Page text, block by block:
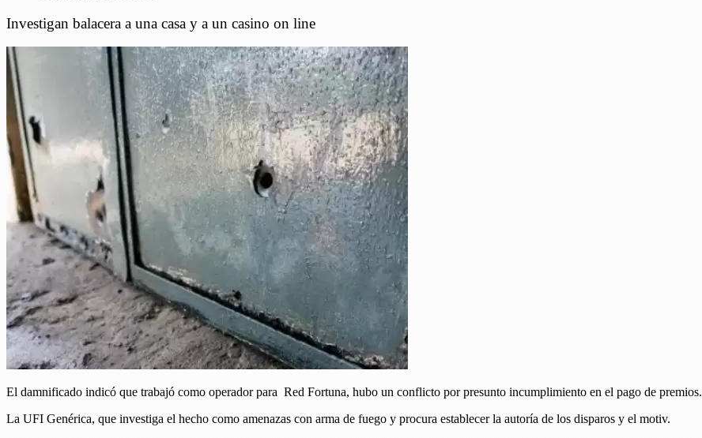
Investigan balacera a una casa y a un casino on line
El damnificado indicó que trabajó como operador para Red Fortuna, hubo un conflicto por presunto incumplimiento en el pago de premios.
La UFI Genérica, que investiga el hecho como amenazas con arma de fuego y procura establecer la autoría de los disparos y el motiv.